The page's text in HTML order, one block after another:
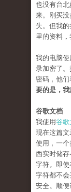
也没有台
来。刚买
失。但我
里的资料，
我的电脑
录加密了
密码，他们
要的是，
谷歌文档
我使用谷歌
现在这篇
使用，一
西实时储
字符。即
字符都不
安全。顺